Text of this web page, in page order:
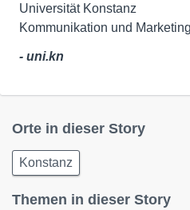
Universität Konstanz
Kommunikation und Marketing
- uni.kn
Orte in dieser Story
Konstanz
Themen in dieser Story